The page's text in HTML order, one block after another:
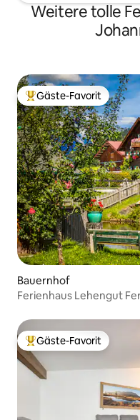
Weitere tolle
Beliebter Gäste-Favorit.
Gäste-Favorit
Bauernhof
Ferienhaus Lehengut
Beliebter Gäste-Favorit.
Gäste-Favorit